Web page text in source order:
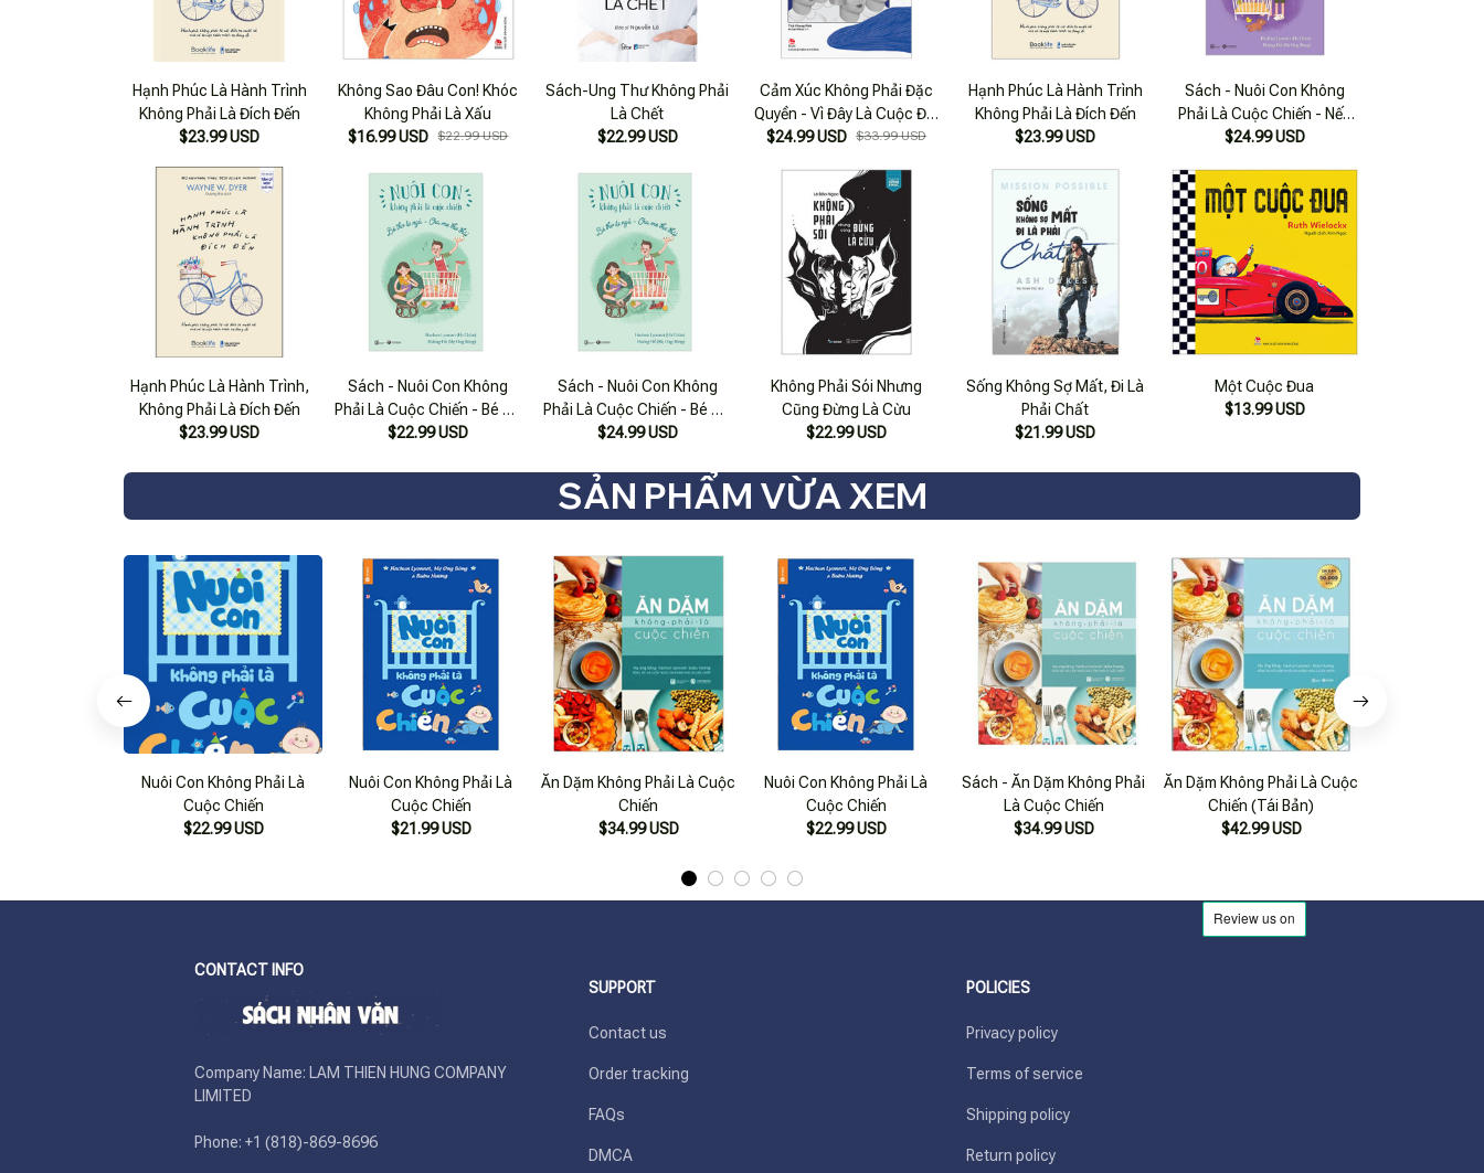
Hạnh Phúc Là Hành Trình
Không Phải Là Đích Đến
$23.99 USD
Không Sao Đâu Con! Khóc
Không Phải Là Xấu
$16.99 USD
$22.99 USD
Sách-Ung Thư Không Phải
Là Chết
$22.99 USD
Cảm Xúc Không Phải Đặc
Quyền - Vì Đây Là Cuộc Đời
Của Bạn
$24.99 USD $33.99 USD
Hạnh Phúc Là Hành Trình
Không Phải Là Đích Đến
$23.99 USD
Sách - Nuôi Con Không
Phải Là Cuộc Chiến - Nếp
Sinh Hoạt Cho Bé Yêu
$24.99 USD
Hạnh Phúc Là Hành Trình,
Không Phải Là Đích Đến
$23.99 USD
Sách - Nuôi Con Không
Phải Là Cuộc Chiến - Bé Tự
Ngủ - Cha Mẹ Thư Thái
$22.99 USD
Sách - Nuôi Con Không
Phải Là Cuộc Chiến - Bé Tự
Ngủ - Cha Mẹ Thư Thái
$24.99 USD
Không Phải Sói Nhưng
Cũng Đừng Là Cừu
$22.99 USD
Sống Không Sợ Mất, Đi Là
Phải Chất
$21.99 USD
Một Cuộc Đua
$13.99 USD
SẢN PHẨM VỪA XEM
Nuôi Con Không Phải Là
Cuộc Chiến
$22.99 USD
Nuôi Con Không Phải Là
Cuộc Chiến
$21.99 USD
Ăn Dặm Không Phải Là Cuộc
Chiến
$34.99 USD
Nuôi Con Không Phải Là
Cuộc Chiến
$22.99 USD
Sách - Ăn Dặm Không Phải
Là Cuộc Chiến
$34.99 USD
Ăn Dặm Không Phải Là Cuộc
Chiến (Tái Bản)
$42.99 USD
CONTACT INFO
Company Name: LAM THIEN HUNG COMPANY
LIMITED
Phone: +1 (818)-869-8696
SUPPORT
Contact us
Order tracking
FAQs
DMCA
POLICIES
Privacy policy
Terms of service
Shipping policy
Return policy